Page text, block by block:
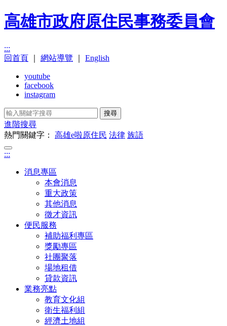
高雄市政府原住民事務委員會
:::
回首頁
網站導覽 English
youtube
facebook
instagram
搜尋
進階搜尋
熱門關鍵字： 高雄e啦原住民 法律 族語
:::
消息專區
本會消息
重大政策
其他消息
徵才資訊
便民服務
補助福利專區
獎勵專區
社團聚落
場地租借
貸款資訊
業務亮點
教育文化組
衛生福利組
經濟土地組